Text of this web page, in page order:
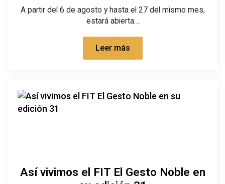
A partir del 6 de agosto y hasta el 27 del mismo mes,
estará abierta…
Leer más
Así vivimos el FIT El Gesto Noble en